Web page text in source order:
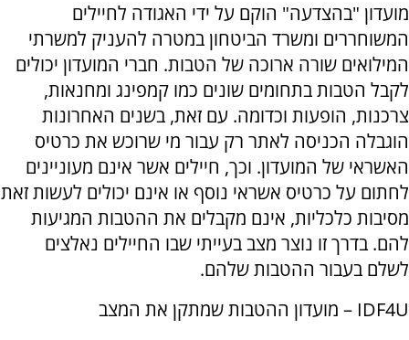
מועדון "בהצדעה" הוקם על ידי האגודה לחיילים
המשוחררים ומשרד הביטחון במטרה להעניק למשרתי
המילואים שורה ארוכה של הטבות. חברי המועדון יכולים
לקבל הטבות בתחומים שונים כמו קמפינג ומחנאות,
צרכנות, הופעות וכדומה. עם זאת, בשנים האחרונות
הוגבלה הכניסה לאתר רק עבור מי שרוכש את כרטיס
האשראי של המועדון. וכך, חיילים אשר אינם מעוניינים
לחתום על כרטיס אשראי נוסף או אינם יכולים לעשות זאת
מסיבות כלכליות, אינם מקבלים את ההטבות המגיעות
להם. בדרך זו נוצר מצב בעייתי שבו החיילים נאלצים
לשלם בעבור ההטבות שלהם.
IDF4U – מועדון ההטבות שמתקן את המצב